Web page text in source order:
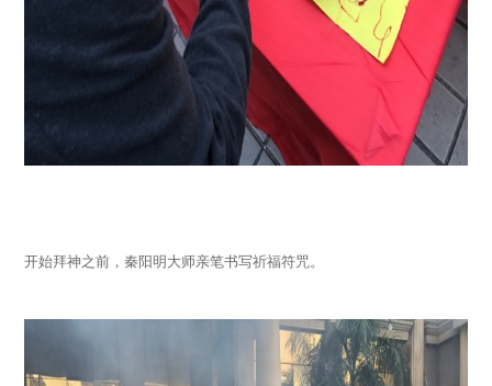
开始拜神之前，秦阳明大师亲笔书写祈福符咒。